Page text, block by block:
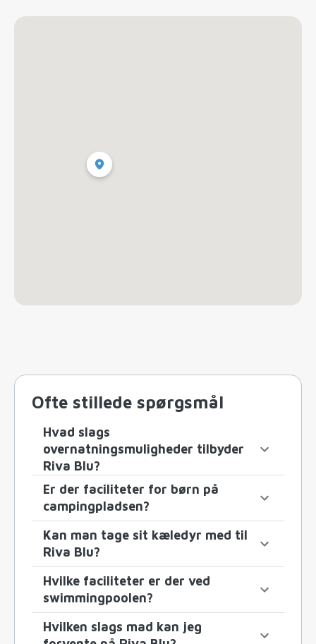
Ofte stillede spørgsmål
Hvad slags
overnatningsmuligheder tilbyder
Riva Blu?
Er der faciliteter for børn på
campingpladsen?
Kan man tage sit kæledyr med til
Riva Blu?
Hvilke faciliteter er der ved
swimmingpoolen?
Hvilken slags mad kan jeg